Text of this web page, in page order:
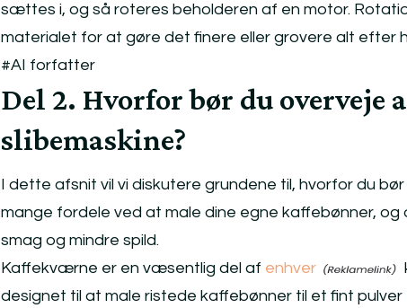
sættes i, og så roteres beholderen af en motor.
materialet for at gøre det finere eller grovere alt efter
#AI forfatter
Del 2. Hvorfor bør du overveje
slibemaskine?
I dette afsnit vil vi diskutere grundene til, hvorfor du
mange fordele ved at male dine egne kaffebønner, og
smag og mindre spild.
Kaffekværne er en væsentlig del af enhver
designet til at male ristede kaffebønner til et fint pulver